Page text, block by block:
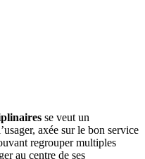
se veut un
axée sur le bon service
regrouper multiples
au centre de ses